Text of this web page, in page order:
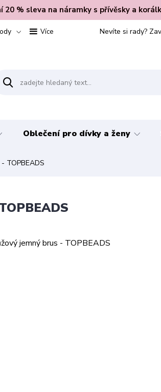
% sleva na náramky s přívěsky a
Více Nevíte si rady?
Oblečení pro dívky a ženy
TOPBEADS